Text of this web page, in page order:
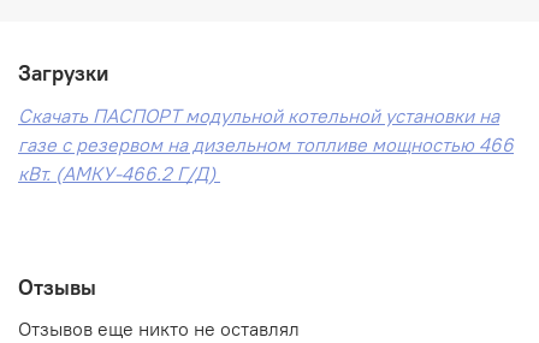
Загрузки
Скачать ПАСПОРТ модульной котельной установки на
газе с резервом на дизельном топливе мощностью 466
кВт. (АМКУ-466.2 Г/Д)
Отзывы
Отзывов еще никто не оставлял